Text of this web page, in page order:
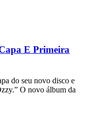
E Primeira
do seu novo disco e
O novo álbum da